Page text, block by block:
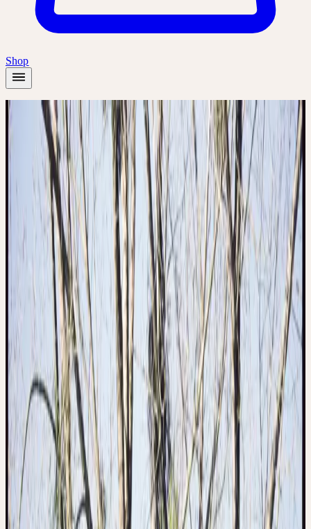
Shop
Accueil
Plantes
Gui
Hiver
Gui
Viscum album
Calme, apesanteur
Santalaceae (Santalacées)
Habitat
Sur feuillus (notamment pommiers, peupliers, tilleuls) ;
hémiparasite
November
Procédé au mortier
Botanique & essence de la plante
BOTANIQUE
Le gui se soustrait au domaine d'action de la terre et du feu : il ne
s'enracine pas dans le sol et n'est pas soumis à la pesanteur. Il croît
uniformément dans toutes les directions pour former une sphère.
Ses formes sont d'une simplicité extrême : ramifications en
fourche, feuilles ovales, fruits sphériques. Pas de fleurs
différenciées, de couleurs ni de parfums — seules les forces de